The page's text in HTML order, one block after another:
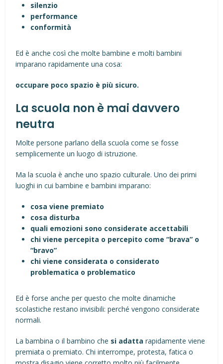
silenzio
performance
conformità
Ed è anche così che molte bambine e molti bambini
imparano rapidamente una cosa:
occupare poco spazio è più sicuro.
La scuola non è mai davvero
neutra
Molte persone parlano della scuola come se fosse
semplicemente un luogo di istruzione.
Ma la scuola è anche uno spazio culturale. Uno dei primi
luoghi in cui bambine e bambini imparano:
cosa viene premiato
cosa disturba
quali emozioni sono considerate accettabili
chi viene percepita o percepito come “brava” o
“bravo”
chi viene considerata o considerato
problematica o problematico
Ed è forse anche per questo che molte dinamiche
scolastiche restano invisibili: perché vengono considerate
normali.
La bambina o il bambino che si adatta rapidamente viene
premiata o premiato. Chi interrompe, protesta, fatica o